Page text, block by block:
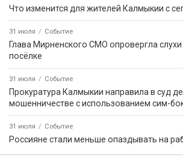
Что изменится для жителей Калмыкии с
31 июля Событие
Глава Мирненского СМО опровергла
посёлке
31 июля Событие
Прокуратура Калмыкии направила в суд
мошенничестве с использованием сим-
31 июля Событие
Россияне стали меньше опаздывать на